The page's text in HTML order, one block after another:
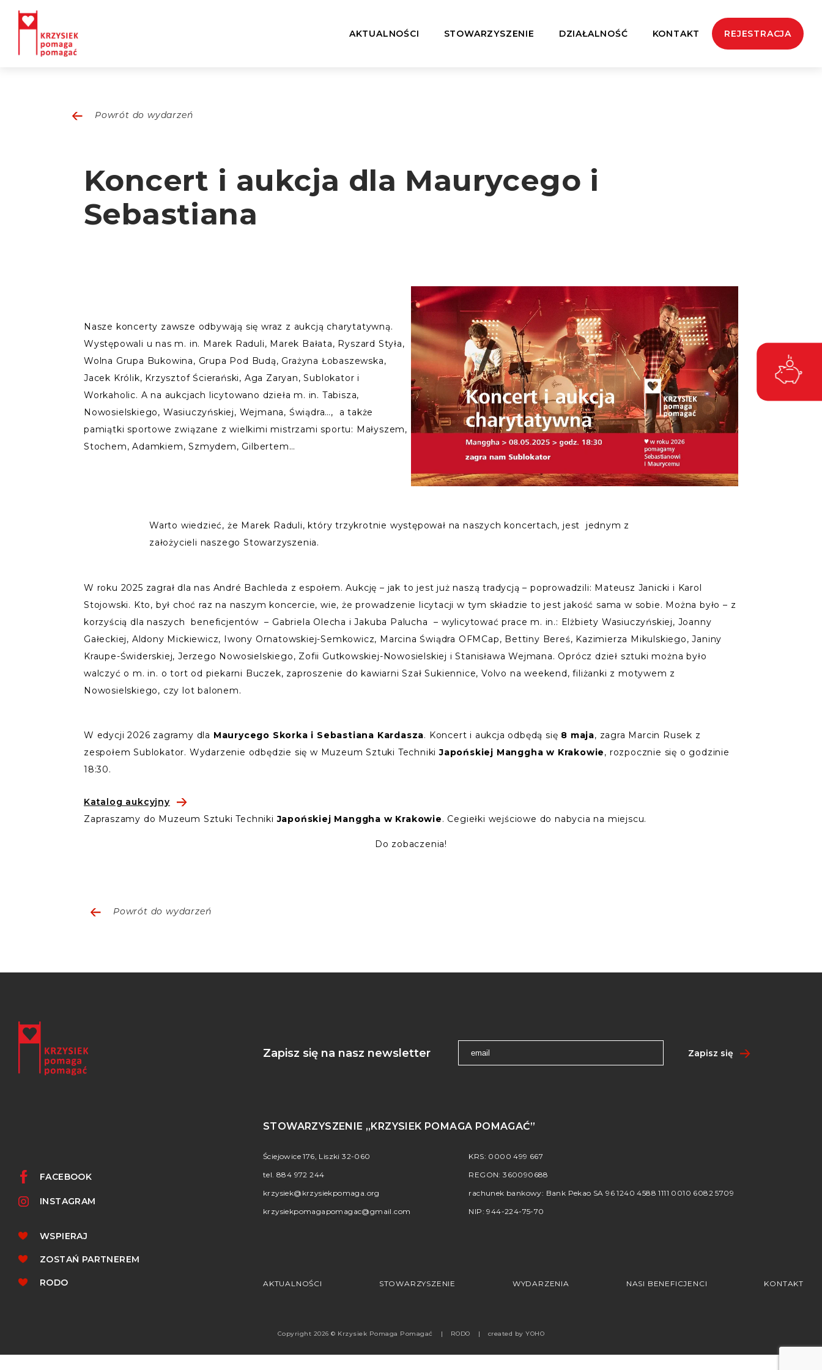
AKTUALNOŚCI STOWARZYSZENIE DZIAŁALNOŚĆ KONTAKT REJESTRACJA
Powrót do wydarzeń
Koncert i aukcja dla Maurycego i
Sebastiana
Nasze koncerty zawsze odbywają się wraz z aukcją charytatywną.
Występowali u nas m. in. Marek Raduli, Marek Bałata, Ryszard Styła,
Wolna Grupa Bukowina, Grupa Pod Budą, Grażyna Łobaszewska,
Jacek Królik, Krzysztof Ścierański, Aga Zaryan, Sublokator i
Workaholic. A na aukcjach licytowano dzieła m. in. Tabisza,
Nowosielskiego, Wasiuczyńskiej, Wejmana, Świądra…, a także
pamiątki sportowe związane z wielkimi mistrzami sportu: Małyszem,
Stochem, Adamkiem, Szmydem, Gilbertem…
Warto wiedzieć, że Marek Raduli, który trzykrotnie występował na naszych koncertach, jest jednym z
założycieli naszego Stowarzyszenia.
W roku 2025 zagrał dla nas André Bachleda z espołem. Aukcję – jak to jest już naszą tradycją – poprowadzili: Mateusz Janicki i Karol
Stojowski. Kto, był choć raz na naszym koncercie, wie, że prowadzenie licytacji w tym składzie to jest jakość sama w sobie. Można było – z
korzyścią dla naszych beneficjentów – Gabriela Olecha i Jakuba Palucha – wylicytować prace m. in.: Elżbiety Wasiuczyńskiej, Joanny
Gałeckiej, Aldony Mickiewicz, Iwony Ornatowskiej-Semkowicz, Marcina Świądra OFMCap, Bettiny Bereś, Kazimierza Mikulskiego, Janiny
Kraupe-Świderskiej, Jerzego Nowosielskiego, Zofii Gutkowskiej-Nowosielskiej i Stanisława Wejmana. Oprócz dzieł sztuki można było
walczyć o m. in. o tort od piekarni Buczek, zaproszenie do kawiarni Szał Sukiennice, Volvo na weekend, filiżanki z motywem z
Nowosielskiego, czy lot balonem.
W edycji 2026 zagramy dla Maurycego Skorka i Sebastiana Kardasza. Koncert i aukcja odbędą się 8 maja, zagra Marcin Rusek z
zespołem Sublokator. Wydarzenie odbędzie się w Muzeum Sztuki TechnikiJapońskiej Manggha w Krakowie, rozpocznie się o godzinie
18:30.
Katalog aukcyjny
Zapraszamy do Muzeum Sztuki TechnikiJapońskiej Manggha w Krakowie. Cegiełki wejściowe do nabycia na miejscu.
Do zobaczenia!
Powrót do wydarzeń
Zapisz się na nasz newsletter Zapisz się
STOWARZYSZENIE „KRZYSIEK POMAGA POMAGAĆ”
Ściejowice 176, Liszki 32-060
tel. 884 972 244
krzysiek@krzysiekpomaga.org
krzysiekpomagapomagac@gmail.com
KRS: 0000 499 667
REGON: 360090688
rachunek bankowy: Bank Pekao SA 96 1240 4588 1111 0010 6082 5709
NIP: 944-224-75-70
FACEBOOK
INSTAGRAM
WSPIERAJ
ZOSTAŃ PARTNEREM
RODO AKTUALNOŚCI STOWARZYSZENIE WYDARZENIA NASI BENEFICJENCI KONTAKT
Copyright 2026 © Krzysiek Pomaga Pomagać RODO created byYOHO